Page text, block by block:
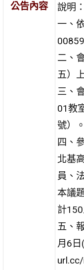
公告內容
說明：
一、
二、
五）
三、
01教
號）。
四、
北基
員、
本議
計
五、
月6